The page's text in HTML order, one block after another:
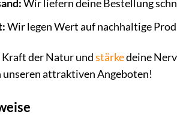
Wir liefern deine Bestellung
Wir legen Wert auf nachhaltige
der Natur undstärkedeine
attraktiven Angeboten!